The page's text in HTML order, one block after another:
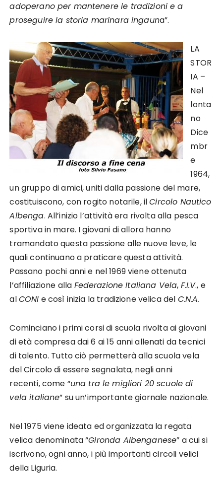
adoperano per mantenere le tradizioni e a
proseguire la storia marinara ingauna”.
LA
STOR
IA –
Nel
lonta
no
Dice
mbr
e
1964,
un gruppo di amici, uniti dalla passione del mare,
costituiscono, con rogito notarile, ilCircolo Nautico
Albenga. All’inizio l’attività era rivolta alla pesca
sportiva in mare. I giovani di allora hanno
tramandato questa passione alle nuove leve, le
quali continuano a praticare questa attività.
Passano pochi anni e nel 1969 viene ottenuta
l’affiliazione alla Federazione Italiana Vela, F.I.V., e
alCONI e così inizia la tradizione velica del C.N.A.
Cominciano i primi corsi di scuola rivolta ai giovani
di età compresa dai 6 ai 15 anni allenati da tecnici
di talento. Tutto ciò permetterà alla scuola vela
del Circolo di essere segnalata, negli anni
recenti, come “una tra le migliori 20 scuole di
vela italiane” su un’importante giornale nazionale.
Nel 1975 viene ideata ed organizzata la regata
velica denominata “Gironda Albenganese” a cui si
iscrivono, ogni anno, i più importanti circoli velici
della Liguria.